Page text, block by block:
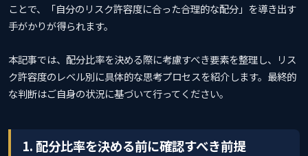
ことで、「自分のリスク許容度に合った合理的な配分」を導き出す
手がかりが得られます。
本記事では、配分比率を決める際に考慮すべき要素を整理し、リス
ク許容度のレベル別に具体的な思考プロセスを紹介します。最終的
な判断はご自身の状況に基づいて行ってください。
1. 配分比率を決める前に確認すべき前提